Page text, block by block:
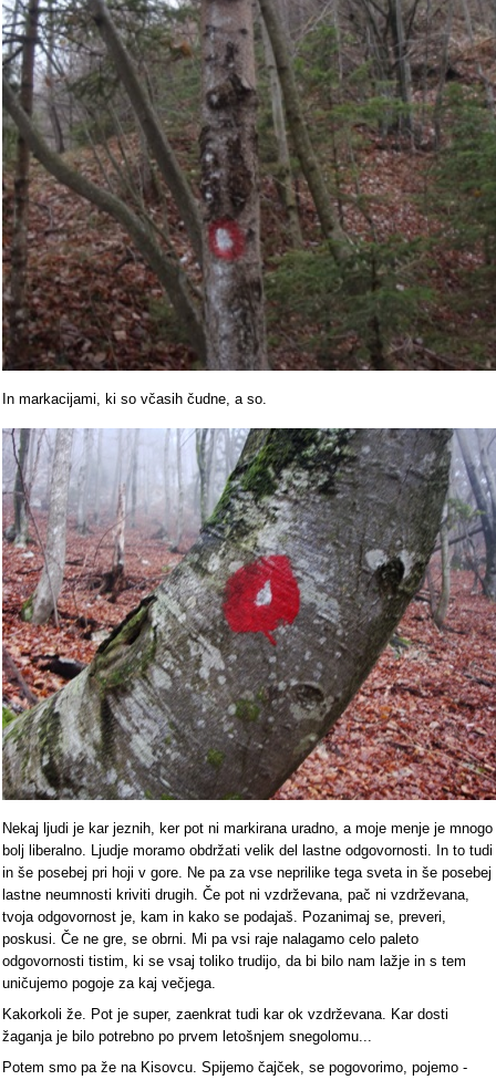
In markacijami, ki so včasih čudne, a so.
Nekaj ljudi je kar jeznih, ker pot ni markirana uradno, a moje menje je mnogo
bolj liberalno. Ljudje moramo obdržati velik del lastne odgovornosti. In to tudi
in še posebej pri hoji v gore. Ne pa za vse neprilike tega sveta in še posebej
lastne neumnosti kriviti drugih. Če pot ni vzdrževana, pač ni vzdrževana,
tvoja odgovornost je, kam in kako se podajaš. Pozanimaj se, preveri,
poskusi. Če ne gre, se obrni. Mi pa vsi raje nalagamo celo paleto
odgovornosti tistim, ki se vsaj toliko trudijo, da bi bilo nam lažje in s tem
uničujemo pogoje za kaj večjega.
Kakorkoli že. Pot je super, zaenkrat tudi kar ok vzdrževana. Kar dosti
žaganja je bilo potrebno po prvem letošnjem snegolomu...
Potem smo pa že na Kisovcu. Spijemo čajček, se pogovorimo, pojemo -